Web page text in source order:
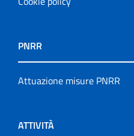
PNRR
Attuazione misure PNRR
ATTIVITÀ